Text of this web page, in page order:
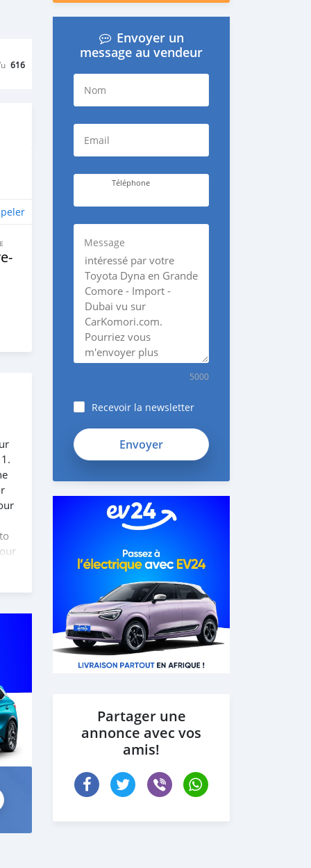
616
Envoyer un
message au vendeur
Nom
Email
Téléphone
Message
5000
Recevoir la newsletter
Partager une
annonce avec vos
amis!